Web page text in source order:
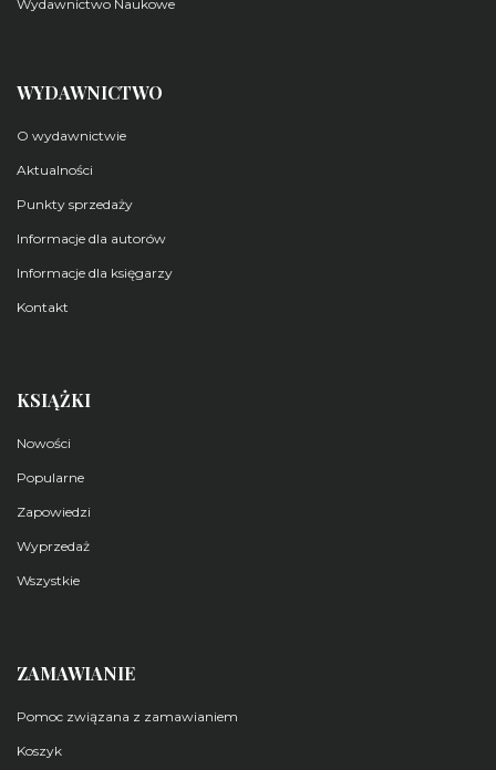
Wydawnictwo Naukowe
WYDAWNICTWO
O wydawnictwie
Aktualności
Punkty sprzedaży
Informacje dla autorów
Informacje dla księgarzy
Kontakt
KSIĄŻKI
Nowości
Popularne
Zapowiedzi
Wyprzedaż
Wszystkie
ZAMAWIANIE
Pomoc związana z zamawianiem
Koszyk